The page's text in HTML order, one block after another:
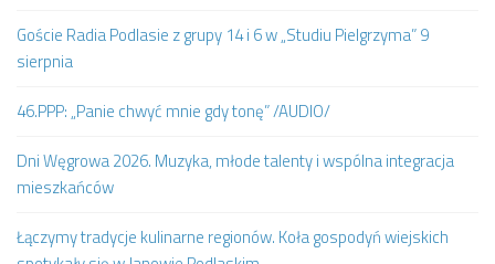
Goście Radia Podlasie z grupy 14 i 6 w „Studiu Pielgrzyma” 9
sierpnia
46.PPP: „Panie chwyć mnie gdy tonę” /AUDIO/
Dni Węgrowa 2026. Muzyka, młode talenty i wspólna integracja
mieszkańców
Łączymy tradycje kulinarne regionów. Koła gospodyń wiejskich